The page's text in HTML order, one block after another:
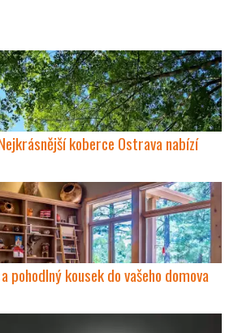
koberce Ostrava nabízí
pohodlný kousek do vašeho domova